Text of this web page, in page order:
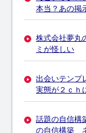
本当？あの掲
株式会社夢丸
ミが怪しい
出会いテンプ
実態が２ｃｈ
話題の自信構
の自信構築